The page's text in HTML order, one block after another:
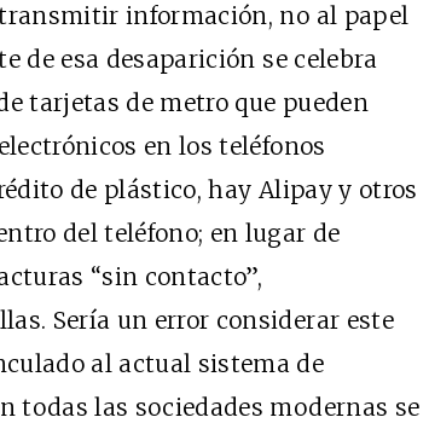
información, no al papel
de esa desaparición se celebra
tarjetas de metro que pueden
en los teléfonos
de plástico, hay Alipay y otros
del teléfono; en lugar de
“sin contacto”,
Sería un error considerar este
al actual sistema de
todas las sociedades modernas se